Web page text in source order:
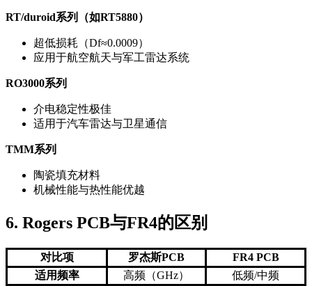
RT/duroid系列（如RT5880）
超低损耗（Df≈0.0009）
应用于航空航天与军工雷达系统
RO3000系列
介电稳定性极佳
适用于汽车雷达与卫星通信
TMM系列
陶瓷填充材料
机械性能与热性能优越
6. Rogers PCB与FR4的区别
对比项 罗杰斯PCB
FR4 PCB
适用频率
高频（GHz）
低频/中频